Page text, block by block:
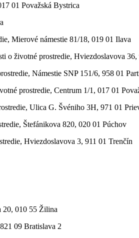
01 Považská Bystrica
Mierové námestie 81/18, 019 01 Ilava
o životné prostredie, Hviezdoslavova
Námestie SNP 151/6, 958 01
prostredie, Centrum 1/1, 017 01
Ulica G. Švéniho 3H, 971 01
Štefánikova 820, 020 01 Púchov
Hviezdoslavova 3, 911 01 Trenčín
20, 010 55 Žilina
09 Bratislava 2